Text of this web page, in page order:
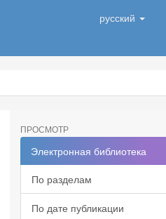
русский
ПРОСМОТР
Электронная библиотека
По разделам
По дате публикации